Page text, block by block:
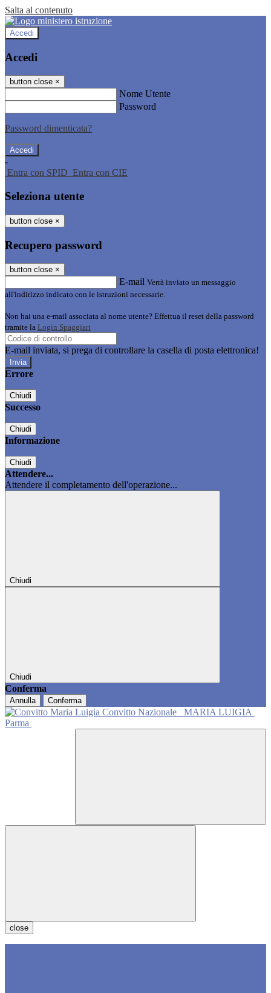
Salta al contenuto
Accedi
Accedi
button close ×
Nome Utente
Password
Password dimenticata?
-
Entra con SPID Entra con CIE
Seleziona utente
button close ×
Recupero password
button close ×
E-mail Verrà inviato un messaggio
all'indirizzo indicato con le istruzioni necessarie.
Non hai una e-mail associata al nome utente? Effettua il reset della password
tramite la Login Spaggiari
E-mail inviata, si prega di controllare la casella di posta elettronica!
Errore
Chiudi
Successo
Chiudi
Informazione
Chiudi
Attendere...
Attendere il completamento dell'operazione...
Chiudi
Chiudi
Conferma
Annulla Conferma
Convitto Nazionale
MARIA LUIGIA
Parma
close